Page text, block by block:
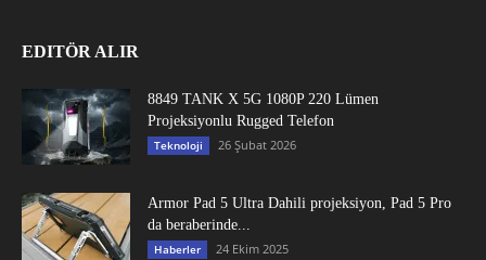
EDITÖR ALIR
8849 TANK X 5G 1080P 220 Lümen
Projeksiyonlu Rugged Telefon
Teknoloji 26 Şubat 2026
Armor Pad 5 Ultra Dahili projeksiyon, Pad 5 Pro
da beraberinde...
Haberler 24 Ekim 2025